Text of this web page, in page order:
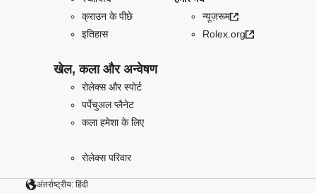
क्राउन के पीछे
इतिहास
खेल, कला और अन्वेषण
रोलेक्स और स्पोर्ट
पर्पेचुअल प्लैनेट
कला हमेशा के लिए
रोलेक्स परिवार
न्यूज़रूम
Rolex.org
अंतर्राष्ट्रीय: हिंदी